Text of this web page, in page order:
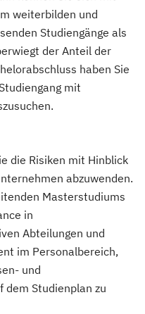
weiterbilden und
Studiengänge als
der Anteil der
haben Sie
mit
die Risiken mit Hinblick
abzuwenden.
Masterstudiums
in
Abteilungen und
im Personalbereich,
und
dem Studienplan zu